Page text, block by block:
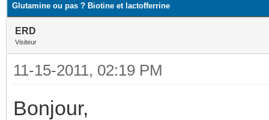
Glutamine ou pas ? Biotine et lactofferrine
ERD
Visiteur
11-15-2011, 02:19 PM
Bonjour,